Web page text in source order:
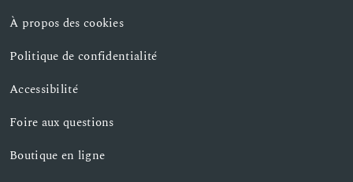
À propos des cookies
Politique de confidentialité
Accessibilité
Foire aux questions
Boutique en ligne